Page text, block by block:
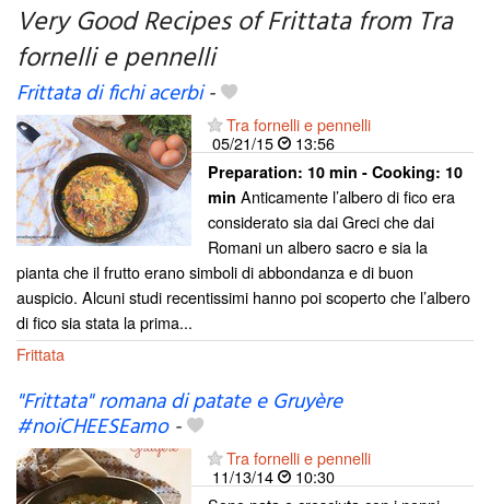
My favorite blogs
Very Good Recipes of Frittata from Tra
fornelli e pennelli
Frittata di fichi acerbi-
Tra fornelli e pennelli
05/21/15
13:56
Preparation: 10 min - Cooking: 10
min Anticamente l’albero di fico era
considerato sia dai Greci che dai
Romani un albero sacro e sia la
pianta che il frutto erano simboli di abbondanza e di buon
auspicio. Alcuni studi recentissimi hanno poi scoperto che l’albero
di fico sia stata la prima...
Frittata
"Frittata" romana di patate e Gruyère
#noiCHEESEamo-
Tra fornelli e pennelli
11/13/14
10:30